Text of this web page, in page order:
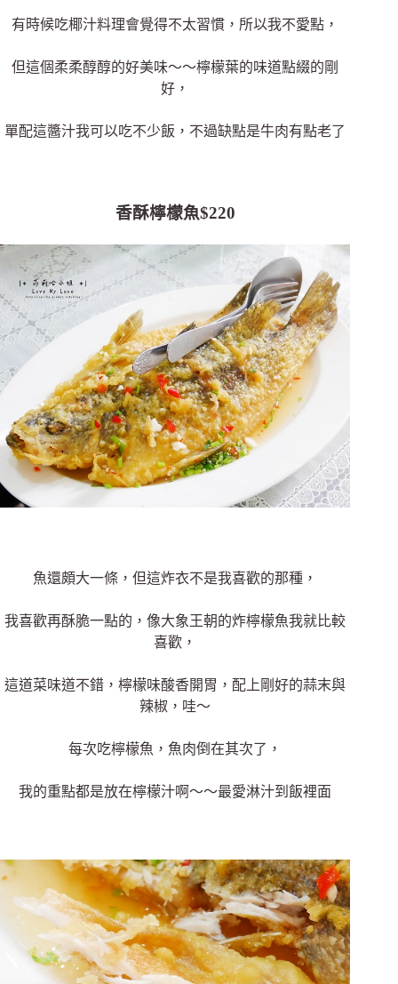
有時候吃椰汁料理會覺得不太習慣，所以我不愛點，
但這個柔柔醇醇的好美味～～檸檬葉的味道點綴的剛
好，
單配這醬汁我可以吃不少飯，不過缺點是牛肉有點老了
香酥檸檬魚$220
魚還頗大一條，但這炸衣不是我喜歡的那種，
我喜歡再酥脆一點的，像大象王朝的炸檸檬魚我就比較
喜歡，
這道菜味道不錯，檸檬味酸香開胃，配上剛好的蒜末與
辣椒，哇～
每次吃檸檬魚，魚肉倒在其次了，
我的重點都是放在檸檬汁啊～～最愛淋汁到飯裡面